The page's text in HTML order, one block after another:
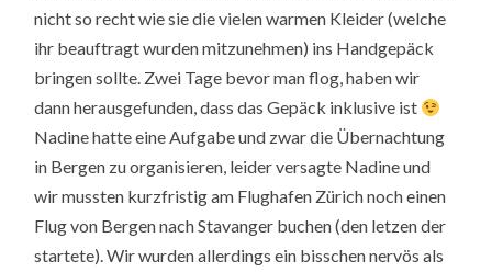
nicht so recht wie sie die vielen warmen Kleider (welche
ihr beauftragt wurden mitzunehmen) ins Handgepäck
bringen sollte. Zwei Tage bevor man flog, haben wir
dann herausgefunden, dass das Gepäck inklusive ist
Nadine hatte eine Aufgabe und zwar die Übernachtung
in Bergen zu organisieren, leider versagte Nadine und
wir mussten kurzfristig am Flughafen Zürich noch einen
Flug von Bergen nach Stavanger buchen (den letzen der
startete). Wir wurden allerdings ein bisschen nervös als